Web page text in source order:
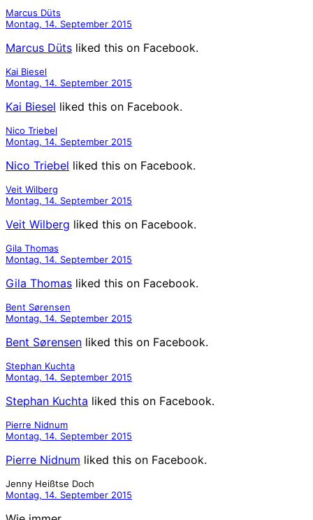
Marcus Düts
Montag, 14. September 2015
Marcus Düts liked this on Facebook.
Kai Biesel
Montag, 14. September 2015
Kai Biesel liked this on Facebook.
Nico Triebel
Montag, 14. September 2015
Nico Triebel liked this on Facebook.
Veit Wilberg
Montag, 14. September 2015
Veit Wilberg liked this on Facebook.
Gila Thomas
Montag, 14. September 2015
Gila Thomas liked this on Facebook.
Bent Sørensen
Montag, 14. September 2015
Bent Sørensen liked this on Facebook.
Stephan Kuchta
Montag, 14. September 2015
Stephan Kuchta liked this on Facebook.
Pierre Nidnum
Montag, 14. September 2015
Pierre Nidnum liked this on Facebook.
Jenny Heißtse Doch
Montag, 14. September 2015